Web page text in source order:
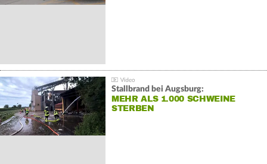
Stallbrand bei Augsburg:
MEHR ALS 1.000 SCHWEINE
STERBEN